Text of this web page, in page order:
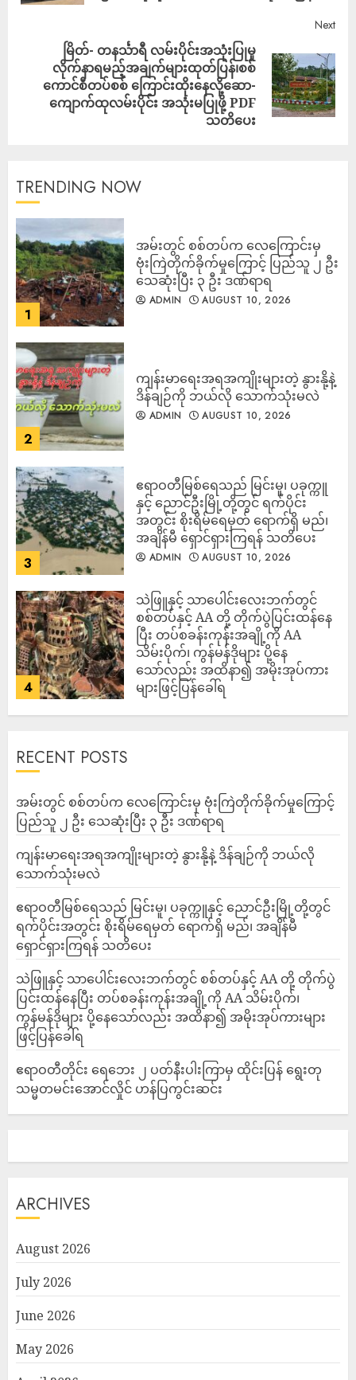
Next
မြိတ်- တနင်္သာရီ လမ်းပိုင်းအသုံးပြုမှု
လိုက်နာရမည့်အချက်များထုတ်ပြန်၊စစ်
ကောင်စီတပ်စစ် ကြောင်းထိုးနေလို့ဆော-
ကျောက်ထုလမ်းပိုင်း အသုံးမပြုဖို့ PDF
သတိပေး
TRENDING NOW
1
‎အမ်းတွင် စစ်တပ်က လေကြောင်းမှ
ဗုံးကြဲတိုက်ခိုက်မှုကြောင့် ပြည်သူ ၂ ဦး
သေဆုံးပြီး ၃ ဦး ဒဏ်ရာရ
ADMIN AUGUST 10, 2026
2
ကျန်းမာရေးအရအကျိုးများတဲ့ နွားနို့နဲ့
ဒိန်ချဉ်ကို ဘယ်လို သောက်သုံးမလဲ
ADMIN AUGUST 10, 2026
3
ဧရာဝတီမြစ်ရေသည် မြင်းမူ၊ ပခုက္ကူ
နှင့် ညောင်ဦးမြို့တို့တွင် ရက်ပိုင်း
အတွင်း စိုးရိမ်ရေမှတ် ရောက်ရှိ မည်၊
အချိန်မီ ရှောင်ရှားကြရန် သတိပေး
ADMIN AUGUST 10, 2026
4
သဲဖြူနှင့် သာပေါင်းလေးဘက်တွင်
စစ်တပ်နှင့် AA တို့ တိုက်ပွဲပြင်းထန်‌နေ
ပြီး တပ်စခန်းကုန်းအချို့ကို AA
သိမ်းပိုက်၊ ကွန်မန်ဒိုများ ပို့နေ
သော်လည်း အထိနာ၍ အမိုးအုပ်ကား
များဖြင့်ပြန်ခေါ်ရ
RECENT POSTS
‎အမ်းတွင် စစ်တပ်က လေကြောင်းမှ ဗုံးကြဲတိုက်ခိုက်မှုကြောင့်
ပြည်သူ ၂ ဦး သေဆုံးပြီး ၃ ဦး ဒဏ်ရာရ
ကျန်းမာရေးအရအကျိုးများတဲ့ နွားနို့နဲ့ ဒိန်ချဉ်ကို ဘယ်လို
သောက်သုံးမလဲ
ဧရာဝတီမြစ်ရေသည် မြင်းမူ၊ ပခုက္ကူနှင့် ညောင်ဦးမြို့တို့တွင်
ရက်ပိုင်းအတွင်း စိုးရိမ်ရေမှတ် ရောက်ရှိ မည်၊ အချိန်မီ
ရှောင်ရှားကြရန် သတိပေး
သဲဖြူနှင့် သာပေါင်းလေးဘက်တွင် စစ်တပ်နှင့် AA တို့ တိုက်ပွဲ
ပြင်းထန်‌နေပြီး တပ်စခန်းကုန်းအချို့ကို AA သိမ်းပိုက်၊
ကွန်မန်ဒိုများ ပို့နေသော်လည်း အထိနာ၍ အမိုးအုပ်ကားများ
ဖြင့်ပြန်ခေါ်ရ
ဧရာဝတီတိုင်း ရေဘေး ၂ ပတ်နီးပါးကြာမှ ထိုင်းပြန် ရွေးတု
သမ္မတမင်းအောင်လှိုင် ဟန်ပြကွင်းဆင်း
ARCHIVES
August 2026
July 2026
June 2026
May 2026